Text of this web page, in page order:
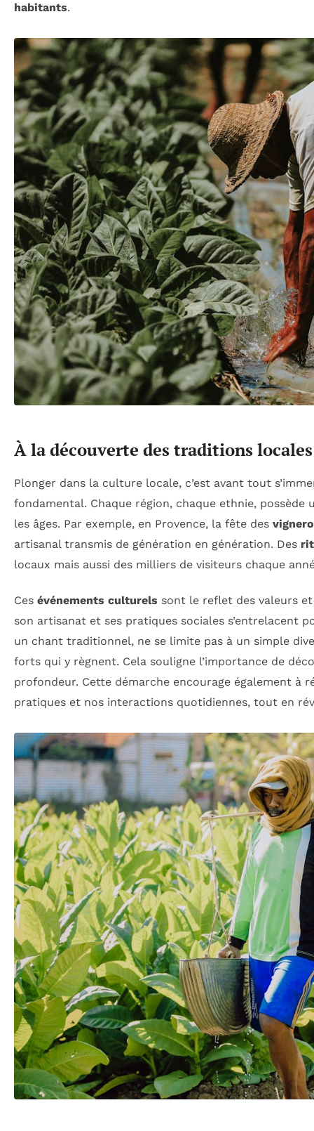
habitants.
À la découverte des traditions locales
Plonger dans la culture locale, c’est avant tout
fondamental. Chaque région, chaque ethnie,
les âges. Par exemple, en Provence, la fête des
artisanal transmis de génération en génération. Des
locaux mais aussi des milliers de visiteurs chaque
Ces événements culturels sont le reflet des valeurs
son artisanat et ses pratiques sociales s’entrelacent
un chant traditionnel, ne se limite pas à un simple
forts qui y règnent. Cela souligne l’importance de
profondeur. Cette démarche encourage également
pratiques et nos interactions quotidiennes, tout en